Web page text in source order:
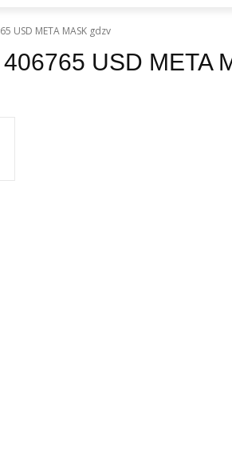
USD META MASK gdzv
USD META